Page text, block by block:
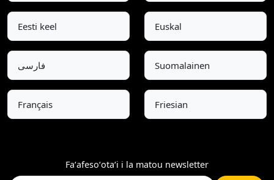
Eesti keel Euskal
فارسی Suomalainen
Français Friesian
Faʻafesoʻotaʻi i la matou newsletter